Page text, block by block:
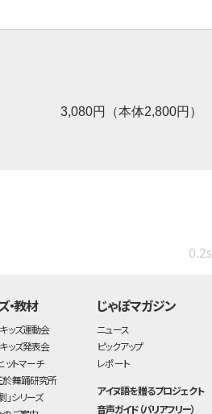
3,080円（本体2,800円）
0.2s
・教材
ッズ運動会
ッズ発表会
ットマーチ
於舞踊研究所
」シリーズ
じゃぽマガジン
ニュース
ピックアップ
レポート
アイヌ語を贈るプロジェクト
音声ガイド（バリアフリー）